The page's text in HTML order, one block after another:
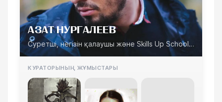
АЗАТ НУРГАЛЕЕВ
Суретші, негізін қалаушы және Skills Up School
идеологы
КУРАТОРЫНЫҢ ЖҰМЫСТАРЫ